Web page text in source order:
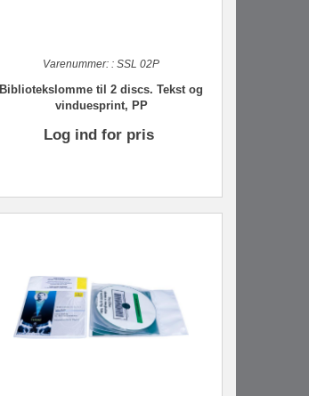
Varenummer: : SSL 02P
Bibliotekslomme til 2 discs. Tekst og
vinduesprint, PP
Log ind for pris